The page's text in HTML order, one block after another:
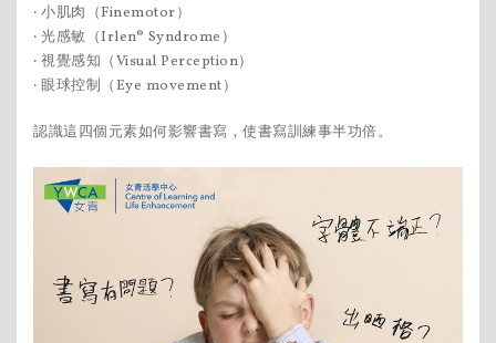
‧ 小肌肉（Finemotor）
‧ 光感敏（Irlen® Syndrome）
‧ 視覺感知（Visual Perception）
‧ 眼球控制（Eye movement）
認識這四個元素如何影響書寫，使書寫訓練事半功倍。